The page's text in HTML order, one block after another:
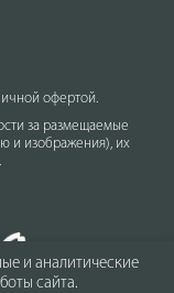
и аналитические
сайта.
офертой.
за размещаемые
и изображения), их